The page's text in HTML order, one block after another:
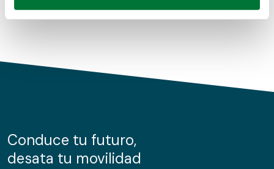
Obtenga más información sobre cómo se procesan sus
de cookies.
información sobre el uso que haga del sitio web con
nuestros partners de redes sociales, publicidad y análisis
Conduce tu futuro,
desata tu movilidad